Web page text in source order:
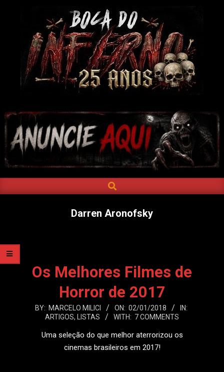
DO
INFERNO
Navigation
SEARCH
Darren Aronofsky
Os Melhores Filmes de
Horror de 2017
2018-
BY: MARCELO MILICI ON: 02/01/2018
IN:
ARTIGOS, LISTAS WITH: 7 COMMENTS
Uma seleção do que melhor aterrorizou os
cinemas brasileiros em 2017!